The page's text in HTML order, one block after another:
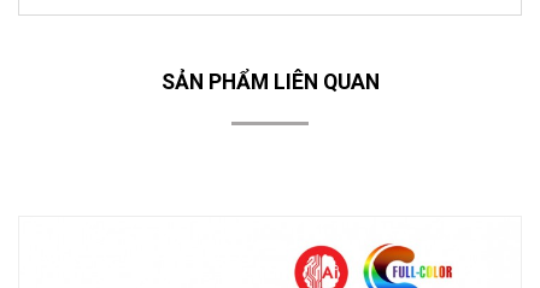
SẢN PHẨM LIÊN QUAN